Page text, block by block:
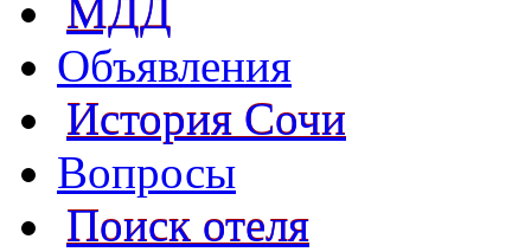
МДД
Объявления
История Сочи
Вопросы
Поиск отеля